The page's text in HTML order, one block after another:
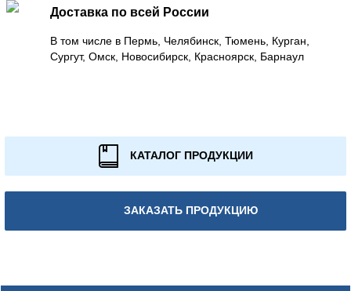
Доставка по всей России
В том числе в Пермь, Челябинск, Тюмень, Курган,
Сургут, Омск, Новосибирск, Красноярск, Барнаул
КАТАЛОГ ПРОДУКЦИИ
ЗАКАЗАТЬ ПРОДУКЦИЮ